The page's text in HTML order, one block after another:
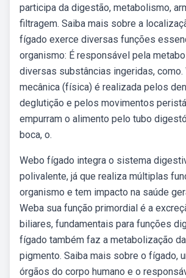
participa da digestão, metabolismo,
filtragem. Saiba mais sobre a
fígado exerce diversas funções
organismo: É responsável pela
diversas substâncias ingeridas, como.
mecânica (física) é realizada pelos
deglutição e pelos movimentos
empurram o alimento pelo tubo
boca, o.
Webo fígado integra o sistema
polivalente, já que realiza múltiplas
organismo e tem impacto na saúde
Weba sua função primordial é a
biliares, fundamentais para funções
fígado também faz a metabolização
pigmento. Saiba mais sobre o fígado,
órgãos do corpo humano e o